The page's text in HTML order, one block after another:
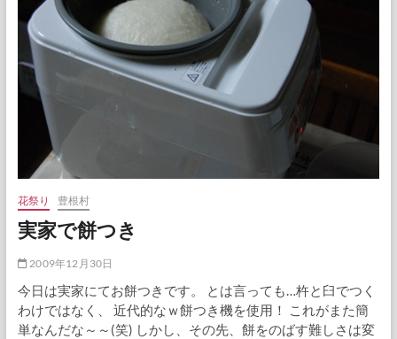
花祭り 豊根村
実家で餅つき
2009年12月30日
今日は実家にてお餅つきです。 とは言っても…杵と臼でつく
わけではなく、 近代的なｗ餅つき機を使用！ これがまた簡
単なんだな～～(笑) しかし、その先、餅をのばす難しさは変